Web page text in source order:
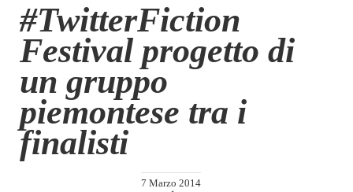
Chi siamo
Contatti
Eventi
Home
Contatti
#TwitterFiction
Festival progetto di
un gruppo
piemontese tra i
finalisti
7 Marzo 2014